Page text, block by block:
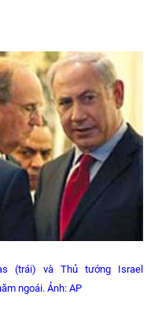
(trái) và Thủ tướng Israel
ngoái. Ảnh: AP